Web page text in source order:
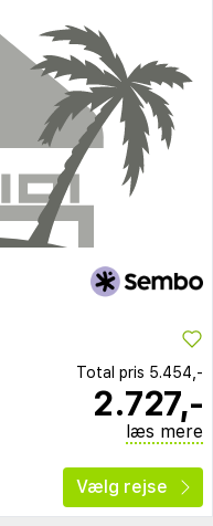
Total pris 5.454,-
2.727,-
læs mere
Vælg rejse